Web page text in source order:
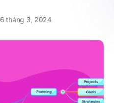
6 tháng 3, 2024